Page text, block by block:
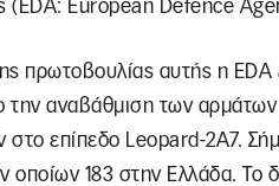
(EDA: European Defence
πρωτοβουλίας αυτής η
την αναβάθμιση των
στο επίπεδο Leopard-2A7.
οποίων 183 στην Ελλάδα. Το